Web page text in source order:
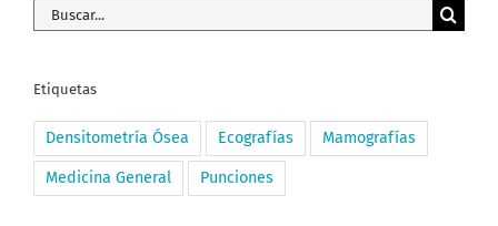
Buscar:
Etiquetas
Densitometría Ósea Ecografías Mamografías
Medicina General Punciones